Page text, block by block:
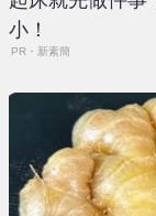
小！
PR・新素簡